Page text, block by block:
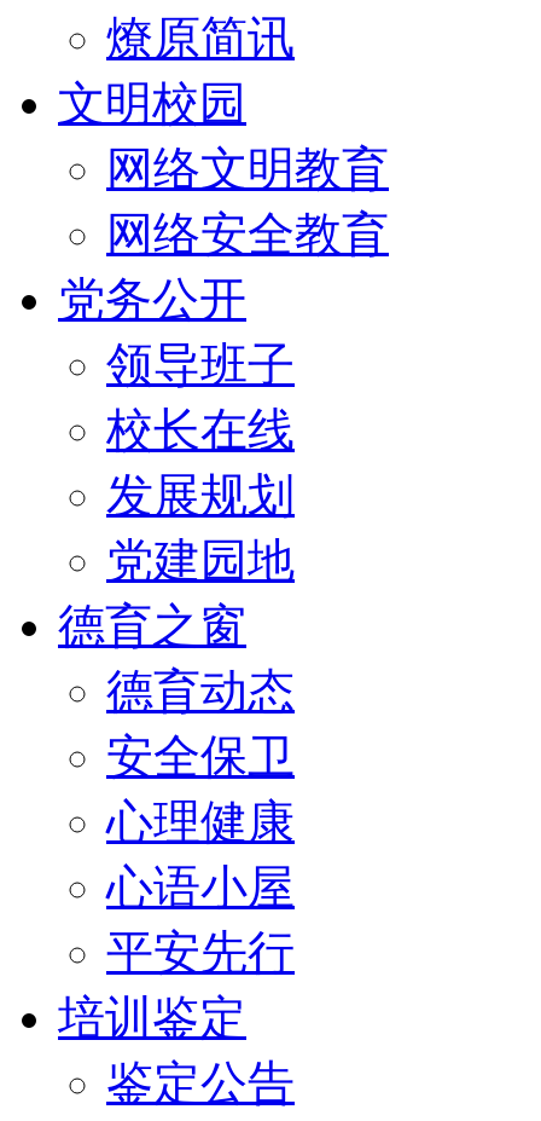
燎原简讯
文明校园
网络文明教育
网络安全教育
党务公开
领导班子
校长在线
发展规划
党建园地
德育之窗
德育动态
安全保卫
心理健康
心语小屋
平安先行
培训鉴定
鉴定公告